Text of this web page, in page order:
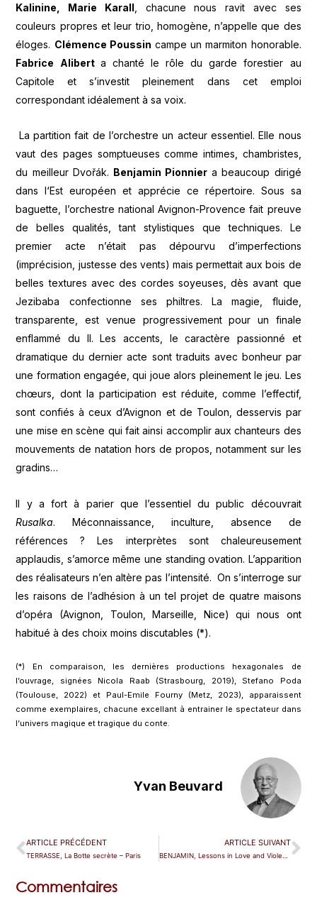
Kalinine, Marie Karall , chacune nous ravit avec ses
couleurs propres et leur trio, homogène, n’appelle que des
éloges. Clémence Poussin campe un marmiton honorable.
Fabrice Alibert a chanté le rôle du garde forestier au
Capitole et s’investit pleinement dans cet emploi
correspondant idéalement à sa voix.
La partition fait de l’orchestre un acteur essentiel. Elle nous
vaut des pages somptueuses comme intimes, chambristes,
du meilleur Dvořák. Benjamin Pionnier a beaucoup dirigé
dans l‘Est européen et apprécie ce répertoire. Sous sa
baguette, l’orchestre national Avignon-Provence fait preuve
de belles qualités, tant stylistiques que techniques. Le
premier acte n’était pas dépourvu d’imperfections
(imprécision, justesse des vents) mais permettait aux bois de
belles textures avec des cordes soyeuses, dès avant que
Jezibaba confectionne ses philtres. La magie, fluide,
transparente, est venue progressivement pour un finale
enflammé du II. Les accents, le caractère passionné et
dramatique du dernier acte sont traduits avec bonheur par
une formation engagée, qui joue alors pleinement le jeu. Les
chœurs, dont la participation est réduite, comme l’effectif,
sont confiés à ceux d’Avignon et de Toulon, desservis par
une mise en scène qui fait ainsi accomplir aux chanteurs des
mouvements de natation hors de propos, notamment sur les
gradins…
Il y a fort à parier que l’essentiel du public découvrait
Rusalka. Méconnaissance, inculture, absence de
références ? Les interprètes sont chaleureusement
applaudis, s’amorce même une standing ovation. L’apparition
des réalisateurs n’en altère pas l’intensité. On s’interroge sur
les raisons de l’adhésion à un tel projet de quatre maisons
d’opéra (Avignon, Toulon, Marseille, Nice) qui nous ont
habitué à des choix moins discutables (*).
(*) En comparaison, les dernières productions hexagonales de
l’ouvrage, signées Nicola Raab (Strasbourg, 2019), Stefano Poda
(Toulouse, 2022) et Paul-Emile Fourny (Metz, 2023), apparaissent
comme exemplaires, chacune excellant à entrainer le spectateur dans
l’univers magique et tragique du conte.
Yvan Beuvard
ARTICLE PRÉCÉDENT
TERRASSE, La Botte secrète – Paris
ARTICLE SUIVANT
BENJAMIN, Lessons in Love and Violence – Paris (Philharmonie)
Commentaires